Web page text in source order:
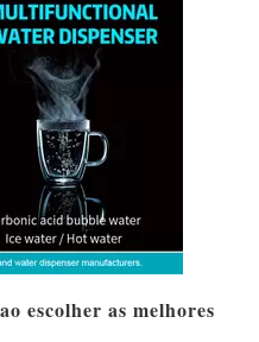
escolher as melhores